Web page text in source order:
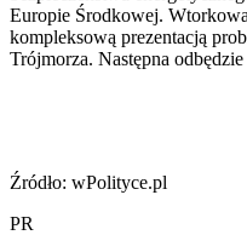
Europie Środkowej.
kompleksową prezentacją
Trójmorza. Następna
Źródło: wPolityce.pl
PR